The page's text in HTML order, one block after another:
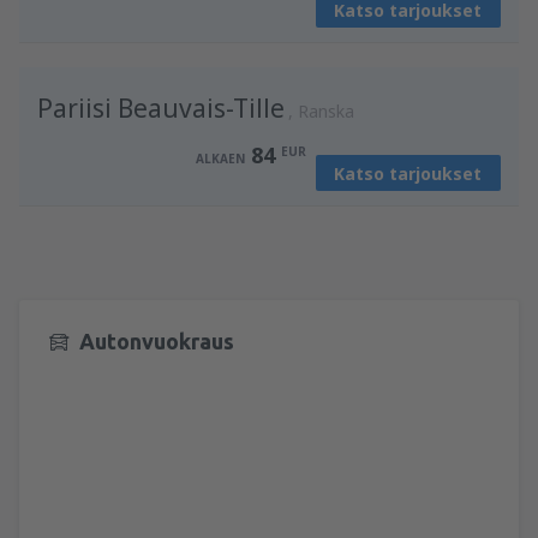
Katso tarjoukset
Pariisi Beauvais-Tille Ranska
ALKAEN 84 EUR
Katso tarjoukset
Autonvuokraus